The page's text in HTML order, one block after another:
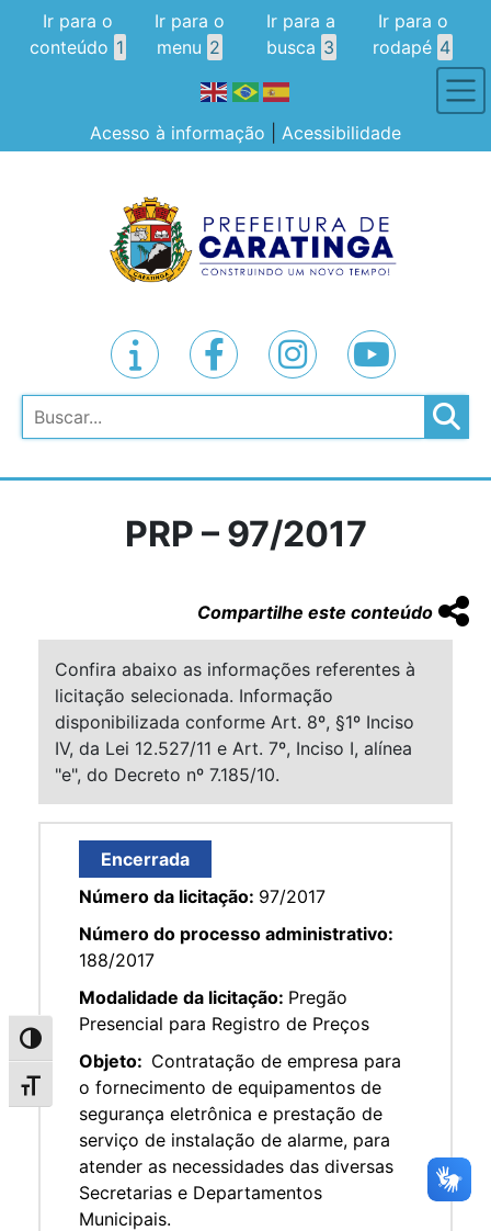
Alternar alto contraste
Alternar tamanho da fonte
Ir para o
conteúdo 1
Ir para o
menu 2
Ir para a
busca 3
Ir para o
rodapé 4
Acesso à informação Acessibilidade
Pesquisar
PRP – 97/2017
Compartilhe este conteúdo
Confira abaixo as informações referentes à
licitação selecionada. Informação
disponibilizada conforme Art. 8º, §1º Inciso
IV, da Lei 12.527/11 e Art. 7º, Inciso I, alínea
"e", do Decreto nº 7.185/10.
Encerrada
Número da licitação: 97/2017
Número do processo administrativo:
188/2017
Modalidade da licitação: Pregão
Presencial para Registro de Preços
Objeto: Contratação de empresa para
o fornecimento de equipamentos de
segurança eletrônica e prestação de
serviço de instalação de alarme, para
atender as necessidades das diversas
Secretarias e Departamentos
Municipais.